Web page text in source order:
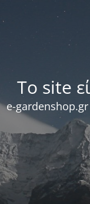
Το site
e-gardenshop.gr